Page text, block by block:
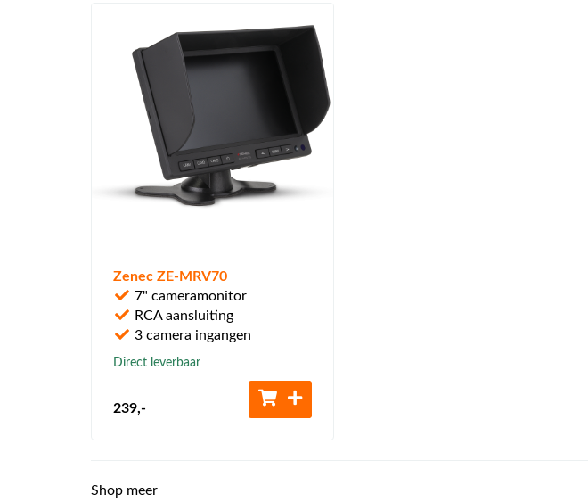
Zenec ZE-MRV70
7" cameramonitor
RCA aansluiting
3 camera ingangen
Direct leverbaar
239,-
Shop meer